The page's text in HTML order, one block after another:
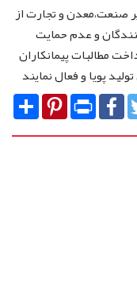
صنعت،معدن و تجارت از
و عدم حمایت
مطالبات پیمانکاران
SharePinterestPrint